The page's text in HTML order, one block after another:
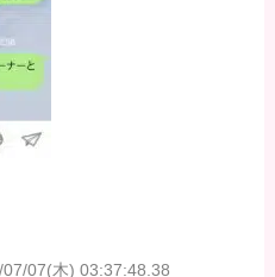
07/07(木) 03:37:48.38